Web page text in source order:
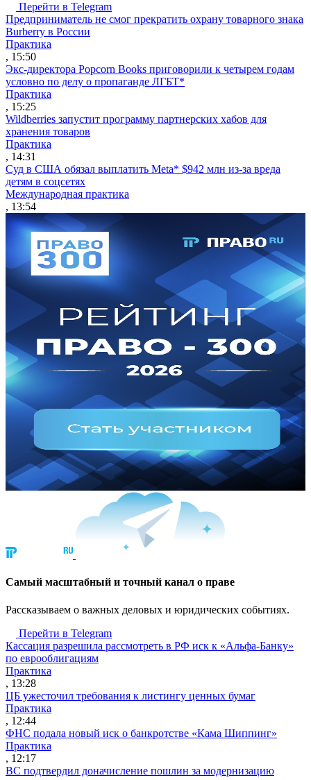
Перейти в Telegram
Предприниматель не смог прекратить охрану товарного знака
Burberry в России
Практика
, 15:50
Экс-директора Popcorn Books приговорили к четырем годам
условно по делу о пропаганде ЛГБТ*
Практика
, 15:25
Wildberries запустит программу партнерских хабов для
хранения товаров
Практика
, 14:31
Суд в США обязал выплатить Meta* $942 млн из-за вреда
детям в соцсетях
Международная практика
, 13:54
Cамый масштабный и точный канал о праве
Рассказываем о важных деловых и юридических событиях.
Перейти в Telegram
Кассация разрешила рассмотреть в РФ иск к «Альфа-Банку»
по еврооблигациям
Практика
, 13:28
ЦБ ужесточил требования к листингу ценных бумаг
Практика
, 12:44
ФНС подала новый иск о банкротстве «Кама Шиппинг»
Практика
, 12:17
ВС подтвердил доначисление пошлин за модернизацию